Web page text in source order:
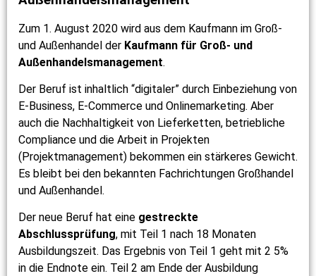
Zum 1. August 2020 wird aus dem Kaufmann im Groß-
und Außenhandel der Kaufmann für Groß- und
Außenhandelsmanagement.
Der Beruf ist inhaltlich “digitaler” durch Einbeziehung von
E-Business, E-Commerce und Onlinemarketing. Aber
auch die Nachhaltigkeit von Lieferketten, betriebliche
Compliance und die Arbeit in Projekten
(Projektmanagement) bekommen ein stärkeres Gewicht.
Es bleibt bei den bekannten Fachrichtungen Großhandel
und Außenhandel.
Der neue Beruf hat eine gestreckte
Abschlussprüfung, mit Teil 1 nach 18 Monaten
Ausbildungszeit. Das Ergebnis von Teil 1 geht mit 2 5%
in die Endnote ein. Teil 2 am Ende der Ausbildung